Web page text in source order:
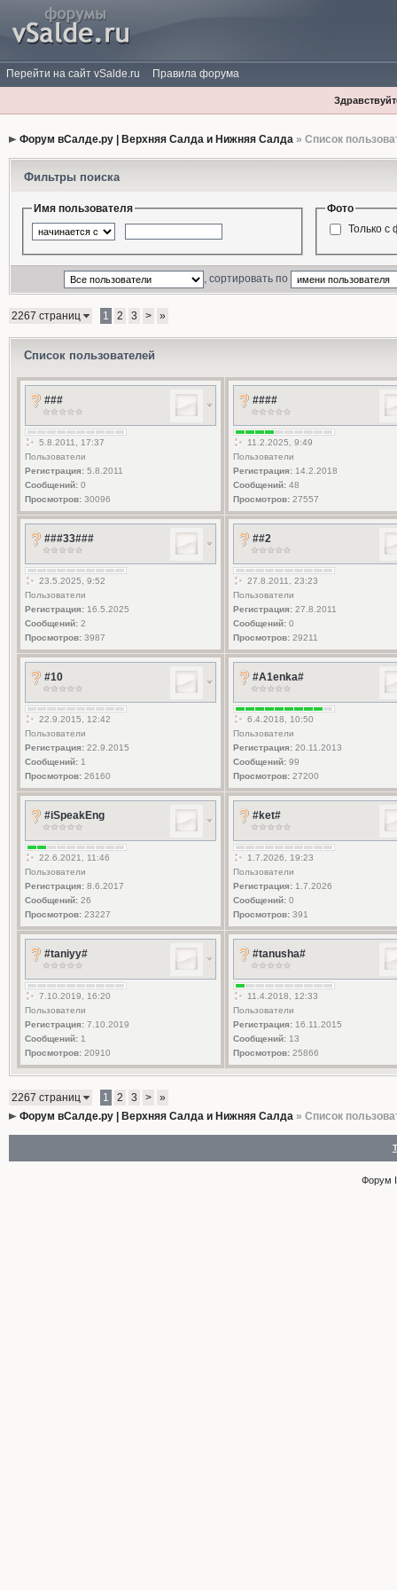
Перейти на сайт vSalde.ru Правила форума
Форум вСалде.ру | Верхняя Салда и Нижняя Салда» Список
Фильтры поиска
Имя пользователя
Фото
Только с
, сортировать по
2267 страниц 1 2 3 > »
Список пользователей
###
5.8.2011, 17:37
Пользователи
Регистрация:5.8.2011
Сообщений:0
Просмотров:30096
####
11.2.2025, 9:49
Пользователи
Регистрация:14.2.2018
Сообщений:48
Просмотров:27557
###33###
23.5.2025, 9:52
Пользователи
Регистрация:16.5.2025
Сообщений:2
Просмотров:3987
##2
27.8.2011, 23:23
Пользователи
Регистрация:27.8.2011
Сообщений:0
Просмотров:29211
#10
22.9.2015, 12:42
Пользователи
Регистрация:22.9.2015
Сообщений:1
Просмотров:26160
#A1enka#
6.4.2018, 10:50
Пользователи
Регистрация:20.11.2013
Сообщений:99
Просмотров:27200
#iSpeakEng
22.6.2021, 11:46
Пользователи
Регистрация:8.6.2017
Сообщений:26
Просмотров:23227
#ket#
1.7.2026, 19:23
Пользователи
Регистрация:1.7.2026
Сообщений:0
Просмотров:391
#taniyy#
7.10.2019, 16:20
Пользователи
Регистрация:7.10.2019
Сообщений:1
Просмотров:20910
#tanusha#
11.4.2018, 12:33
Пользователи
Регистрация:16.11.2015
Сообщений:13
Просмотров:25866
2267 страниц 1 2 3 >
»
Форум вСалде.ру | Верхняя Салда и Нижняя Салда» Список
Форум